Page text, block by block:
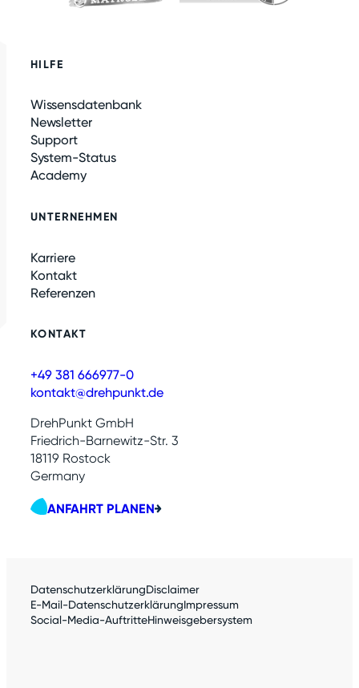
HILFE
Wissensdatenbank
Newsletter
Support
System-Status
Academy
UNTERNEHMEN
Karriere
Kontakt
Referenzen
KONTAKT
+49 381 666977-0
kontakt@drehpunkt.de
DrehPunkt GmbH
Friedrich-Barnewitz-Str. 3
18119 Rostock
Germany
ANFAHRT PLANEN
DatenschutzerklärungDisclaimer
E-Mail-DatenschutzerklärungImpressum
Social-Media-AuftritteHinweisgebersystem